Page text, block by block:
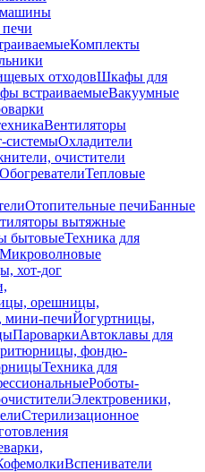
машины
Комплекты
отходовШкафы для
встраиваемыеВакуумные
Вентиляторы
системыОхладители
очистители
ОбогревателиТепловые
Отопительные печиБанные
вытяжные
бытовыеТехника для
Микроволновые
хот-дог
орешницы,
мини-печиЙогуртницы,
ПароваркиАвтоклавы для
фондю-
Техника для
Роботы-
Электровеники,
Стерилизационное
Вспениватели